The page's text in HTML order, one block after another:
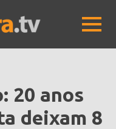
20 anos
deixam 8